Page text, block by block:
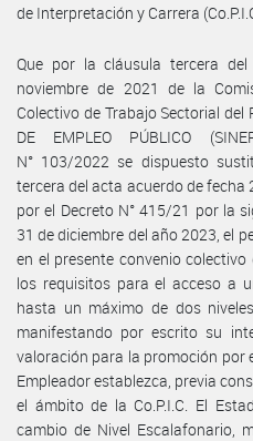
de Interpretación y Carrera
Que por la cláusula tercera
noviembre de 2021 de la
Colectivo de Trabajo Sectorial del
DE EMPLEO PÚBLICO
N° 103/2022 se dispuesto
tercera del acta acuerdo de
por el Decreto N° 415/21 por la
31 de diciembre del año 2023, el
en el presente convenio
los requisitos para el acceso a
hasta un máximo de dos
manifestando por escrito su
valoración para la promoción por
Empleador establezca, previa
el ámbito de la Co.P.I.C. El
cambio de Nivel Escalafonario,